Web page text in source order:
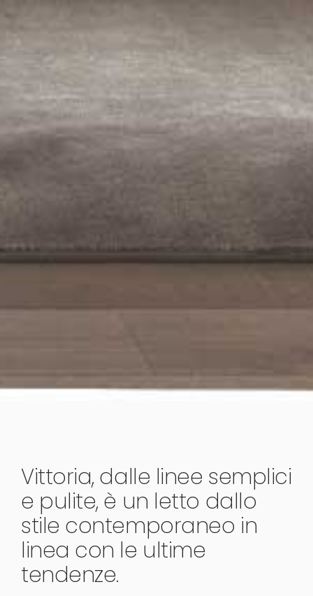
Vittoria, dalle linee semplici
e pulite, è un letto dallo
stile contemporaneo in
linea con le ultime
tendenze.